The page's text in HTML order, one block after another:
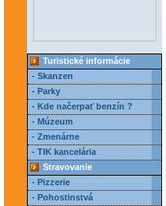
Turistické informácie
- Skanzen
- Parky
- Kde načerpať benzín ?
- Múzeum
- Zmenárne
- TIK kancelária
Stravovanie
- Pizzerie
- Pohostinstvá